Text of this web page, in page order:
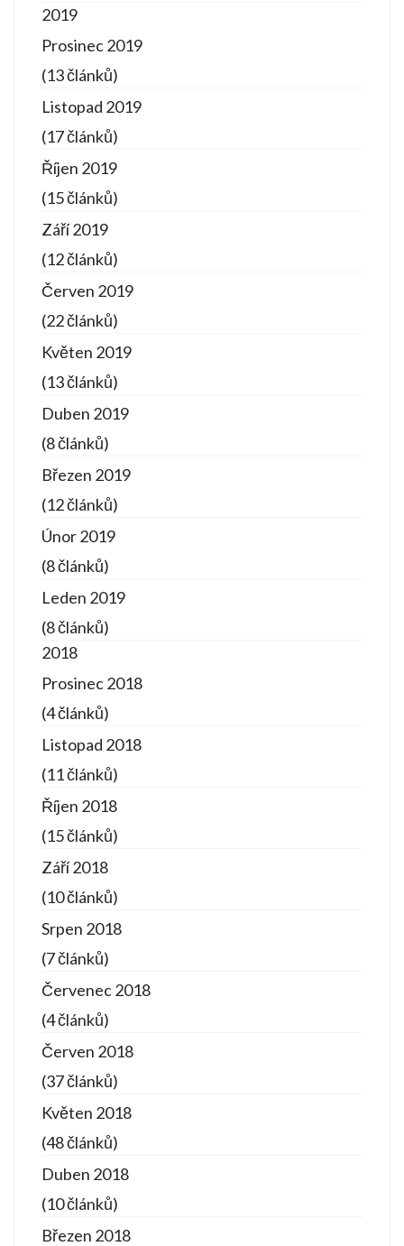
2019
Prosinec 2019
(13 článků)
Listopad 2019
(17 článků)
Říjen 2019
(15 článků)
Září 2019
(12 článků)
Červen 2019
(22 článků)
Květen 2019
(13 článků)
Duben 2019
(8 článků)
Březen 2019
(12 článků)
Únor 2019
(8 článků)
Leden 2019
(8 článků)
2018
Prosinec 2018
(4 článků)
Listopad 2018
(11 článků)
Říjen 2018
(15 článků)
Září 2018
(10 článků)
Srpen 2018
(7 článků)
Červenec 2018
(4 článků)
Červen 2018
(37 článků)
Květen 2018
(48 článků)
Duben 2018
(10 článků)
Březen 2018